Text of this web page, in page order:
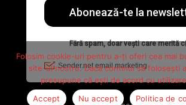
Folosim cookie-uri pentru a-ți oferi cea mai
site-ul nostru. Dacă continui să folosești
presupune că ești de acord cu
Accept
Nu accept Politica de